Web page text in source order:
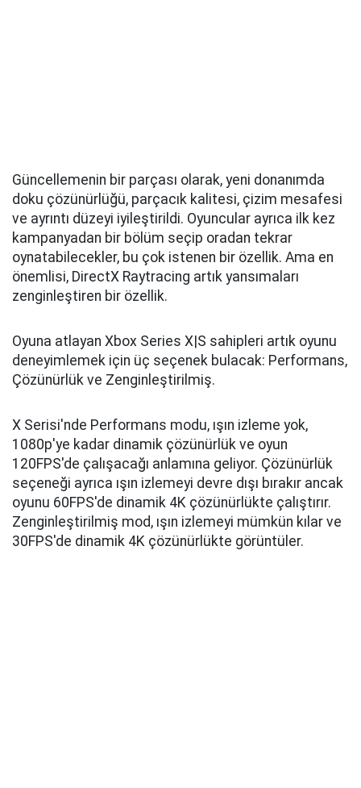
Güncellemenin bir parçası olarak, yeni donanımda
doku çözünürlüğü, parçacık kalitesi, çizim mesafesi
ve ayrıntı düzeyi iyileştirildi. Oyuncular ayrıca ilk kez
kampanyadan bir bölüm seçip oradan tekrar
oynatabilecekler, bu çok istenen bir özellik. Ama en
önemlisi, DirectX Raytracing artık yansımaları
zenginleştiren bir özellik.
Oyuna atlayan Xbox Series X|S sahipleri artık oyunu
deneyimlemek için üç seçenek bulacak: Performans,
Çözünürlük ve Zenginleştirilmiş.
X Serisi'nde Performans modu, ışın izleme yok,
1080p'ye kadar dinamik çözünürlük ve oyun
120FPS'de çalışacağı anlamına geliyor. Çözünürlük
seçeneği ayrıca ışın izlemeyi devre dışı bırakır ancak
oyunu 60FPS'de dinamik 4K çözünürlükte çalıştırır.
Zenginleştirilmiş mod, ışın izlemeyi mümkün kılar ve
30FPS'de dinamik 4K çözünürlükte görüntüler.